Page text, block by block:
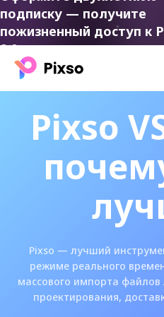
подписку — получите
пожизненный доступ к
2.0.
Pixso
Pixso — лучший
режиме реального
массового импорта
проектирования,